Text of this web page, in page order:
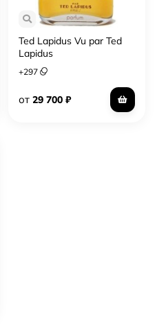
Ted Lapidus Vu par Ted
Lapidus
+297
от 29 700 ₽